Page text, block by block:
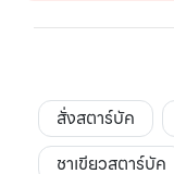
สั่งสตาร์บัค
ชาเขียวสตาร์บัค